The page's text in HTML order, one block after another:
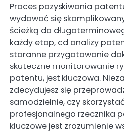
Proces pozyskiwania
wydawać się
ścieżką do
każdy etap, od analizy
staranne przygotowanie
skuteczne monitorowanie
patentu, jest kluczowa.
zdecydujesz się
samodzielnie, czy
profesjonalnego rzecznika
kluczowe jest zrozumienie